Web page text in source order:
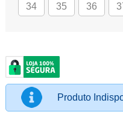
34
35 36
Produto